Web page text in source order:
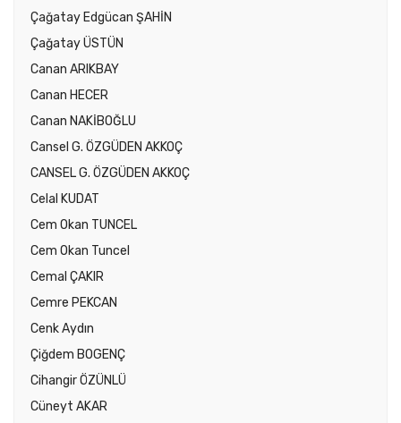
Çağatay Edgücan ŞAHİN
Çağatay ÜSTÜN
Canan ARIKBAY
Canan HECER
Canan NAKİBOĞLU
Cansel G. ÖZGÜDEN AKKOÇ
CANSEL G. ÖZGÜDEN AKKOÇ
Celal KUDAT
Cem Okan TUNCEL
Cem Okan Tuncel
Cemal ÇAKIR
Cemre PEKCAN
Cenk Aydın
Çiğdem BOGENÇ
Cihangir ÖZÜNLÜ
Cüneyt AKAR